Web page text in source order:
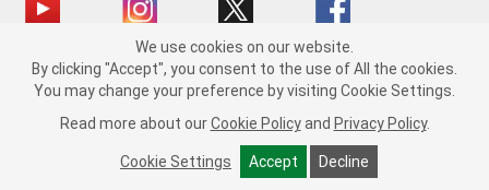
We use cookies on our website. By clicking "Accept", you consent
to the use of All the cookies.
You may change your preference by visiting Cookie Settings.
Read more about our Cookie Policy and Privacy Policy.
Cookie Settings Accept Decline
Copyright © 2008-2026 O’Reilly Auto Parts v OST_3.2.0.0.729 (3) cv1361
catalog_main
Política de privacidad
Ley de transparencia en las cadenas de suministro
We use cookies on our website.
By clicking "Accept", you consent to the use of All the cookies.
You may change your preference by visiting Cookie Settings.
Read more about our Cookie Policy and Privacy Policy.
Cookie Settings Accept Decline